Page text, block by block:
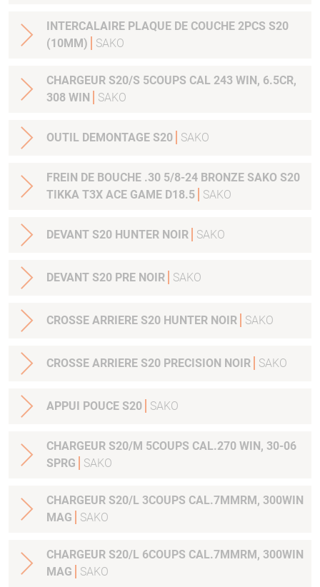
INTERCALAIRE PLAQUE DE COUCHE 2PCS S20
(10MM)
SAKO
CHARGEUR S20/S 5COUPS CAL 243 WIN, 6.5CR,
308 WIN
SAKO
OUTIL DEMONTAGE S20 SAKO
FREIN DE BOUCHE .30 5/8-24 BRONZE SAKO S20
TIKKA T3X ACE GAME D18.5
SAKO
DEVANT S20 HUNTER NOIR SAKO
DEVANT S20 PRE NOIR SAKO
CROSSE ARRIERE S20 HUNTER NOIR SAKO
CROSSE ARRIERE S20 PRECISION NOIR SAKO
APPUI POUCE S20 SAKO
CHARGEUR S20/M 5COUPS CAL.270 WIN, 30-06
SPRG
SAKO
CHARGEUR S20/L 3COUPS CAL.7MMRM, 300WIN
MAG
SAKO
CHARGEUR S20/L 6COUPS CAL.7MMRM, 300WIN
MAG
SAKO